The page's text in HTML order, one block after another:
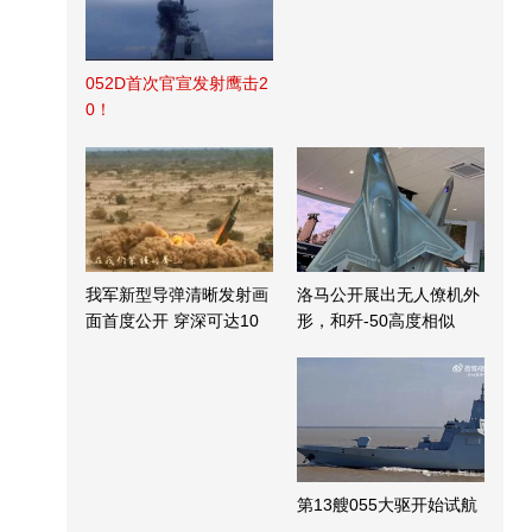
052D首次官宣发射鹰击2
0！
我军新型导弹清晰发射画
面首度公开 穿深可达10
洛马公开展出无人僚机外
形，和歼-50高度相似
第13艘055大驱开始试航